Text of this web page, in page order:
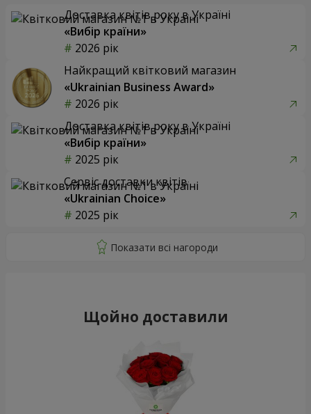
Доставка квітів року в Україні
«Вибір країни»
2026 рік
Найкращий квітковий магазин
«Ukrainian Business Award»
2026 рік
Доставка квітів року в Україні
«Вибір країни»
2025 рік
Сервіс доставки квітів
«Ukrainian Choice»
2025 рік
Щойно доставили